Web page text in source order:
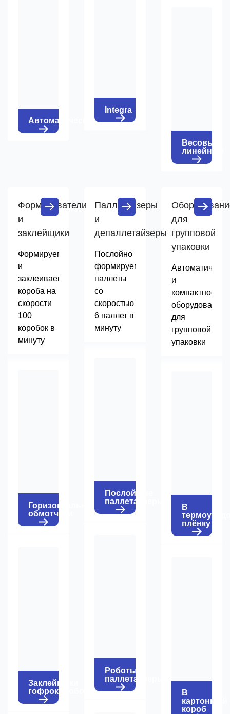
Автоматические
Integra
Весовые
линейные
Формирователи
и
заклейщики
Формируем
и
заклеиваем
короба на
скорости
100
коробок в
минуту
Горизонтальные
обмотчики
Заклейщики
гофрокоробов
Паллетайзеры
и
депаллетайзеры
Послойно
формируем
паллеты
со
скоростью
6 паллет в
минуту
Послойные
паллетайзеры
Роботы-
паллетайзеры
для
групповой
упаковки
и
компактное
оборудование
для
групповой
упаковки
В
плёнку
В
картонный
короб